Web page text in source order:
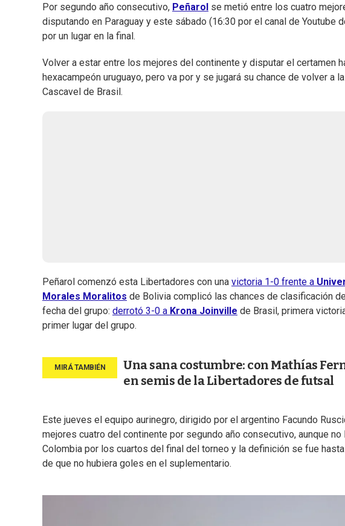
Por segundo año consecutivo, Peñarol se metió entre los cuatro
disputando en Paraguay y este sábado (16:30 por el canal de Youtube
por un lugar en la final.
Volver a estar entre los mejores del continente y disputar el certamen
hexacampeón uruguayo, pero va por y se jugará su chance de volver a
Cascavel de Brasil.
Peñarol comenzó esta Libertadores con una victoria 1-0 frente a
Morales Moralitos de Bolivia complicó las chances de clasificación
fecha del grupo: derrotó 3-0 a Krona Joinville de Brasil, primera
primer lugar del grupo.
Una sana costumbre: con Mathías
en semis de la Libertadores de futsal
Este jueves el equipo aurinegro, dirigido por el argentino Facundo
mejores cuatro del continente por segundo año consecutivo, aunque
Colombia por los cuartos del final del torneo y la definición se fue
de que no hubiera goles en el suplementario.